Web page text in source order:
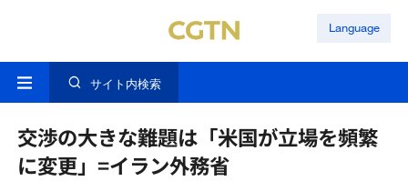
Language
サイト内検索
交渉の大きな難題は「米国が立場を頻繁
に変更」=イラン外務省